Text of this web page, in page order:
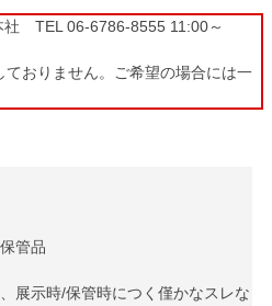
社 TEL 06-6786-8555 11:00～
おりません。ご希望の場合には一
管品
展示時/保管時につく僅かなスレな